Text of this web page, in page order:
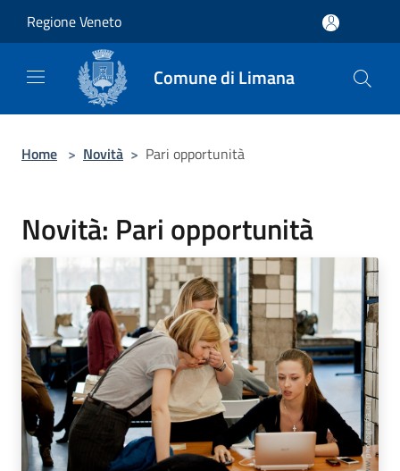
Regione Veneto
Comune di Limana
Home > Novità > Pari opportunità
Novità: Pari opportunità